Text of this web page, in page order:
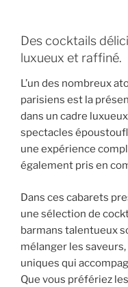
Des cocktails
luxueux et raffiné.
L’un des nombreux
parisiens est la
dans un cadre
spectacles
une expérience
également pris en
Dans ces cabarets
une sélection de
barmans talentueux
mélanger les
uniques qui
Que vous préfériez